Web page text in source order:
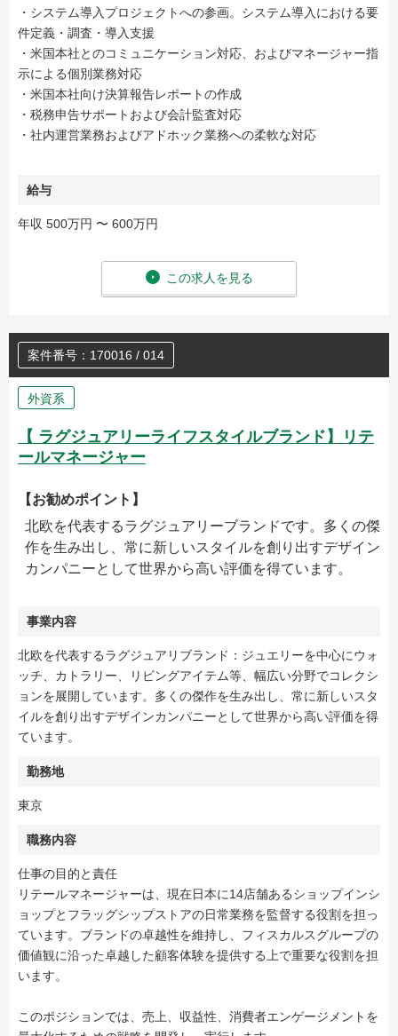
・システム導入プロジェクトへの参画。システム導入における要
件定義・調査・導入支援
・米国本社とのコミュニケーション対応、およびマネージャー指
示による個別業務対応
・米国本社向け決算報告レポートの作成
・税務申告サポートおよび会計監査対応
・社内運営業務およびアドホック業務への柔軟な対応
給与
年収 500万円 〜 600万円
この求人を見る
案件番号：170016 / 014
外資系
【 ラグジュアリーライフスタイルブランド】リテ
ールマネージャー
【お勧めポイント】
北欧を代表するラグジュアリーブランドです。多くの傑
作を生み出し、常に新しいスタイルを創り出すデザイン
カンパニーとして世界から高い評価を得ています。
事業内容
北欧を代表するラグジュアリブランド：ジュエリーを中心にウォ
ッチ、カトラリー、リビングアイテム等、幅広い分野でコレクシ
ョンを展開しています。多くの傑作を生み出し、常に新しいスタ
イルを創り出すデザインカンパニーとして世界から高い評価を得
ています。
勤務地
東京
職務内容
仕事の目的と責任
リテールマネージャーは、現在日本に14店舗あるショップインシ
ョップとフラッグシップストアの日常業務を監督する役割を担っ
ています。ブランドの卓越性を維持し、フィスカルスグループの
価値観に沿った卓越した顧客体験を提供する上で重要な役割を担
います。
このポジションでは、売上、収益性、消費者エンゲージメントを